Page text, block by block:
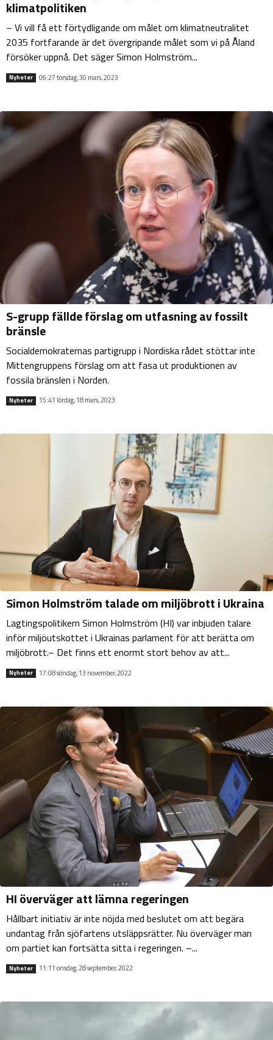
klimatpolitiken
– Vi vill få ett förtydligande om målet om klimatneutralitet
2035 fortfarande är det övergripande målet som vi på Åland
försöker uppnå. Det säger Simon Holmström...
Nyheter 06:27 torsdag, 30 mars, 2023
S-grupp fällde förslag om utfasning av fossilt
bränsle
Socialdemokraternas partigrupp i Nordiska rådet stöttar inte
Mittengruppens förslag om att fasa ut produktionen av
fossila bränslen i Norden.
Nyheter 15:41 lördag, 18 mars, 2023
Simon Holmström talade om miljöbrott i Ukraina
Lagtingspolitikern Simon Holmström (HI) var inbjuden talare
inför miljöutskottet i Ukrainas parlament för att berätta om
miljöbrott.– Det finns ett enormt stort behov av att...
Nyheter 17:08 söndag, 13 november, 2022
HI överväger att lämna regeringen
Hållbart initiativ är inte nöjda med beslutet om att begära
undantag från sjöfartens utsläppsrätter. Nu överväger man
om partiet kan fortsätta sitta i regeringen. –...
Nyheter 11:11 onsdag, 28 september, 2022